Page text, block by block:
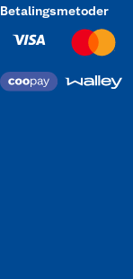
Betalingsmetoder